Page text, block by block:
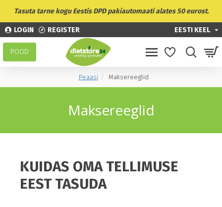
Tasuta tarne kogu Eestis DPD pakiautomaati alates 50 eurost.
LOGIN REGISTER EESTI KEEL
POOD
Peaasi Maksereeglid
Maksereeglid
KUIDAS OMA TELLIMUSE
EEST TASUDA